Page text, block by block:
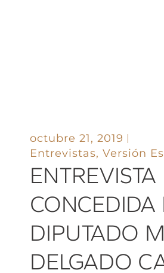
octubre 21, 2019
Entrevistas,Versión
ENTREVISTA
CONCEDIDA
DIPUTADO
DELGADO